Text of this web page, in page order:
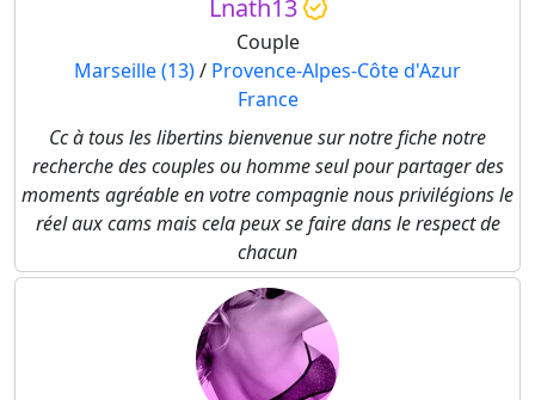
Lnath13
Couple
Marseille (13)/ Provence-Alpes-Côte d'Azur
France
Cc à tous les libertins bienvenue sur notre fiche notre
recherche des couples ou homme seul pour partager des
moments agréable en votre compagnie nous privilégions le
réel aux cams mais cela peux se faire dans le respect de
chacun